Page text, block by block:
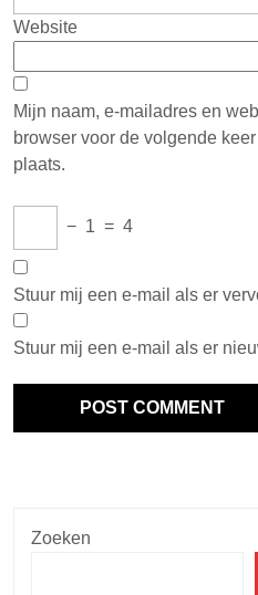
Website
Mijn naam, e-mailadres en
browser voor de volgende
plaats.
− 1 = 4
Stuur mij een e-mail als er
Stuur mij een e-mail als er
Zoeken